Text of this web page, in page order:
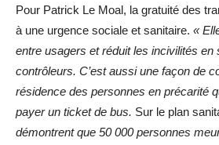
Pour Patrick Le Moal, la gratuité des
à une urgence sociale et sanitaire. «
entre usagers et réduit les incivilités en
contrôleurs. C’est aussi une façon de
résidence des personnes en précarité
payer un ticket de bus. Sur le plan
démontrent que 50 000 personnes